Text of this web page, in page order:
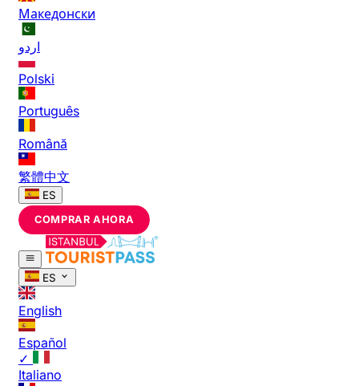
Македонски
اردو
Polski
Português
Română
繁體中文
ES
COMPRAR AHORA
ES
English
Español
✓
Italiano